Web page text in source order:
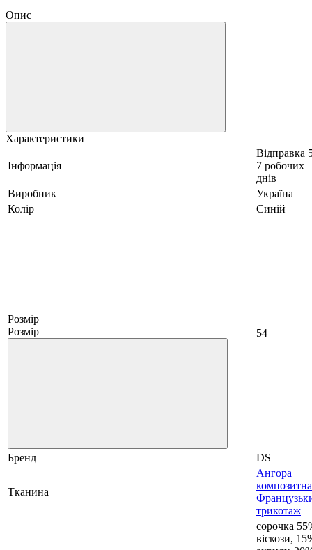
Опис
Характеристики
Інформація
Відправка
7 робочих
днів
Виробник
Україна
Колір
Синій
Розмір
Розмір
54
Бренд DS
Тканина
Ангора
композитна
трикотаж
сорочка
віскози,